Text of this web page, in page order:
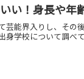
い！身長や年
芸能界入りし、その
身学校について調べ